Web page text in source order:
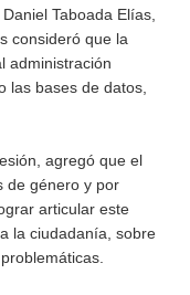
Taboada Elías,
consideró que la
administración
las bases de datos,
agregó que el
de género y por
articular este
la ciudadanía, sobre